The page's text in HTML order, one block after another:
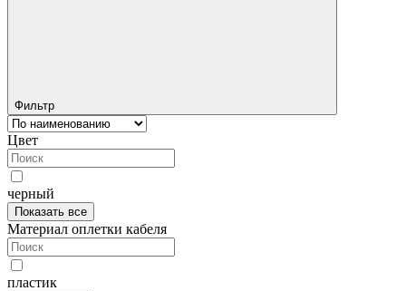
Фильтр
Цвет
черный
Показать все
Материал оплетки кабеля
пластик